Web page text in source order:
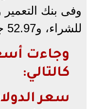
للشراء، و52.97 جنيه للبيع.
وجاءت
كالتالي:
سعر